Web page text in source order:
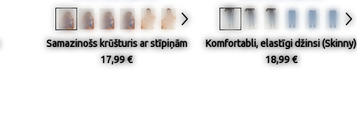
Samazinošs krūšturis ar stīpiņām
17,99 €
Komfortabli, elastīgi džinsi (Skinny)
18,99 €